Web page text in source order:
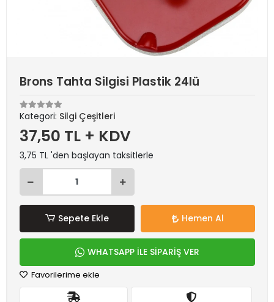
Brons Tahta Silgisi Plastik 24lü
Kategori: Silgi Çeşitleri
37,50 TL + KDV
3,75 TL 'den başlayan taksitlerle
Sepete Ekle Hemen Al
WHATSAPP İLE SİPARİŞ VER
Favorilerime ekle